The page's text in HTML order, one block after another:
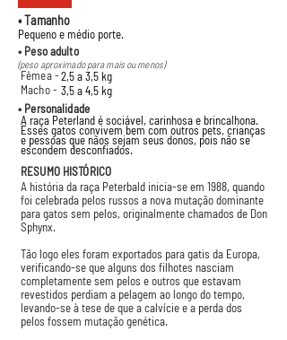
• Tamanho
Pequeno e médio porte.
• Peso adulto
(peso aproximado para mais ou menos)
Fêmea -2,5 a 3,5 kg
Macho - 3,5 a 4,5 kg
• Personalidade
A raça Peterland é sociável, carinhosa e brincalhona.
Esses gatos convivem bem com outros pets, crianças
e pessoas que nãos sejam seus donos, pois não se
escondem desconfiados.
RESUMO HISTÓRICO
A história da raça Peterbald inicia-se em 1988, quando
foi celebrada pelos russos a nova mutação dominante
para gatos sem pelos, originalmente chamados de Don
Sphynx.
Tão logo eles foram exportados para gatis da Europa,
verificando-se que alguns dos filhotes nasciam
completamente sem pelos e outros que estavam
revestidos perdiam a pelagem ao longo do tempo,
levando-se à tese de que a calvície e a perda dos
pelos fossem mutação genética.